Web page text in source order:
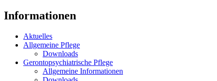
Informationen
Aktuelles
Allgemeine Pflege
Downloads
Gerontopsychiatrische Pflege
Allgemeine Informationen